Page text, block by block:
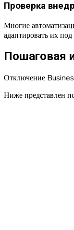
Проверка
Многие
адаптировать их
Пошаговая
Отключение
Ниже представлен